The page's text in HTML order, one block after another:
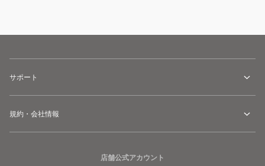
サポート
規約・会社情報
店舗公式アカウント